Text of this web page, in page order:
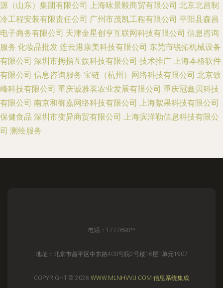
源（山东）集团有限公司 上海咏景毅商贸有限公司 北京北昌制
冷工程安装有限责任公司 广州市茂凯工程有限公司 平阳县森昌
电子商务有限公司 天津金星创亨互联网科技有限公司 信息咨询
服务 化妆品批发 连云港康美科技有限公司 东莞市锐拓机械设备
有限公司 深圳市拇指互娱科技有限公司 技术推广 上海本格软件
有限公司 信息咨询服务 宝链（杭州）网络科技有限公司 北京致
峰科技有限公司 重庆诚雅茗农业发展有限公司 重庆冠鑫贝科技
有限公司 南京和御嘉网络科技有限公司 上海絮果科技有限公司
保健食品 深圳市变异商贸有限公司 上海滨洋勒信息科技有限公
司 测绘服务
电话：1777698**
地址：北京市昌平区中东路400号院2号楼16层1单元1907
COPYRIGHT © 2026 WWW.MLNHVVU.COM 信息系统集成